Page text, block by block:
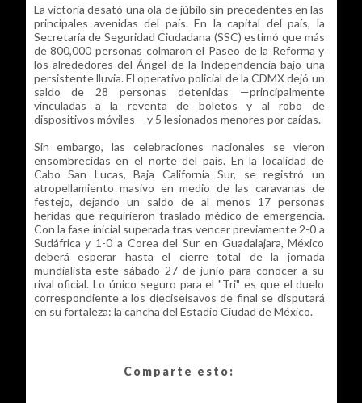
La victoria desató una ola de júbilo sin precedentes en las
principales avenidas del país. En la capital del país, la
Secretaría de Seguridad Ciudadana (SSC) estimó que más
de 800,000 personas colmaron el Paseo de la Reforma y
los alrededores del Ángel de la Independencia bajo una
persistente lluvia. El operativo policial de la CDMX dejó un
saldo de 28 personas detenidas —principalmente
vinculadas a la reventa de boletos y al robo de
dispositivos móviles— y 5 lesionados menores por caídas.
Sin embargo, las celebraciones nacionales se vieron
ensombrecidas en el norte del país. En la localidad de
Cabo San Lucas, Baja California Sur, se registró un
atropellamiento masivo en medio de las caravanas de
festejo, dejando un saldo de al menos 17 personas
heridas que requirieron traslado médico de emergencia.
Con la fase inicial superada tras vencer previamente 2-0 a
Sudáfrica y 1-0 a Corea del Sur en Guadalajara, México
deberá esperar hasta el cierre total de la jornada
mundialista este sábado 27 de junio para conocer a su
rival oficial. Lo único seguro para el "Tri" es que el duelo
correspondiente a los dieciseisavos de final se disputará
en su fortaleza: la cancha del Estadio Ciudad de México.
Comparte esto: